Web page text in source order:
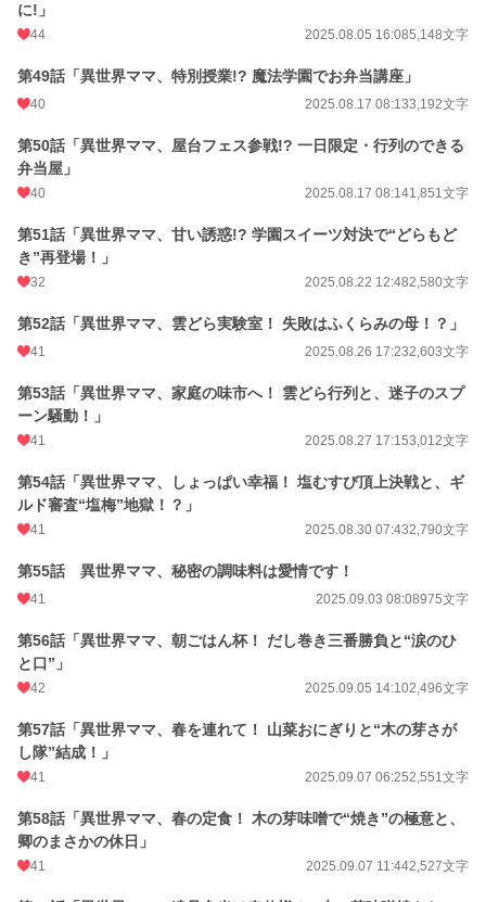
に!」
44 2025.08.05 16:085,148文字
第49話「異世界ママ、特別授業!? 魔法学園でお弁当講座」
40 2025.08.17 08:133,192文字
第50話「異世界ママ、屋台フェス参戦!? 一日限定・行列のできる
弁当屋」
40 2025.08.17 08:141,851文字
第51話「異世界ママ、甘い誘惑!? 学園スイーツ対決で“どらもど
き”再登場！」
32 2025.08.22 12:482,580文字
第52話「異世界ママ、雲どら実験室！ 失敗はふくらみの母！？」
41 2025.08.26 17:232,603文字
第53話「異世界ママ、家庭の味市へ！ 雲どら行列と、迷子のスプ
ーン騒動！」
41 2025.08.27 17:153,012文字
第54話「異世界ママ、しょっぱい幸福！ 塩むすび頂上決戦と、ギ
ルド審査“塩梅”地獄！？」
41 2025.08.30 07:432,790文字
第55話 異世界ママ、秘密の調味料は愛情です！
41 2025.09.03 08:08975文字
第56話「異世界ママ、朝ごはん杯！ だし巻き三番勝負と“涙のひ
と口”」
42 2025.09.05 14:102,496文字
第57話「異世界ママ、春を連れて！ 山菜おにぎりと“木の芽さが
し隊”結成！」
41 2025.09.07 06:252,551文字
第58話「異世界ママ、春の定食！ 木の芽味噌で“焼き”の極意と、
卿のまさかの休日」
41 2025.09.07 11:442,527文字